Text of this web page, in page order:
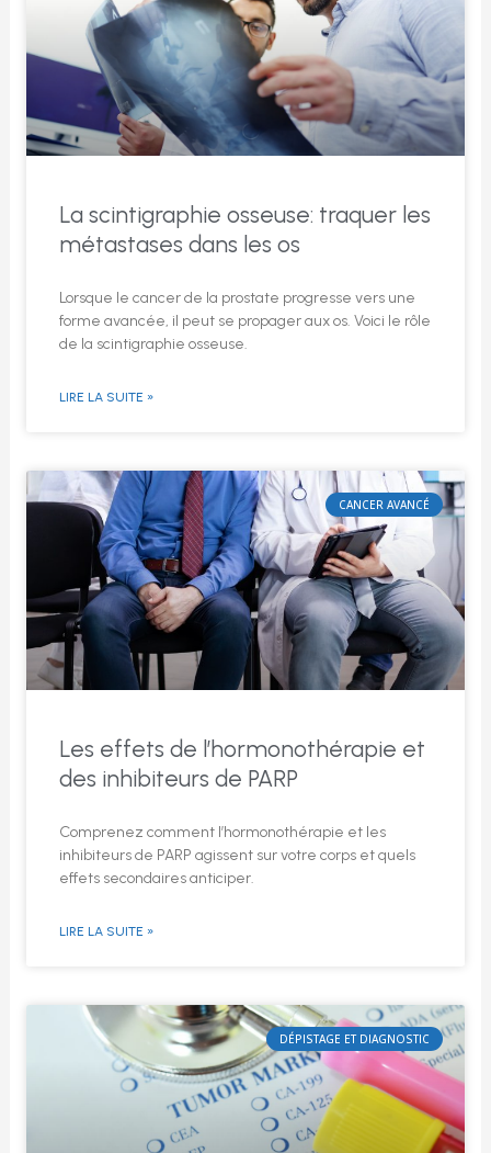
La scintigraphie osseuse: traquer les
métastases dans les os
Lorsque le cancer de la prostate progresse vers une
forme avancée, il peut se propager aux os. Voici le rôle
de la scintigraphie osseuse.
LIRE LA SUITE »
CANCER AVANCÉ
Les effets de l’hormonothérapie et
des inhibiteurs de PARP
Comprenez comment l’hormonothérapie et les
inhibiteurs de PARP agissent sur votre corps et quels
effets secondaires anticiper.
LIRE LA SUITE »
DÉPISTAGE ET DIAGNOSTIC